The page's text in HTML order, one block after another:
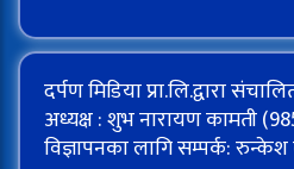
दर्पण मिडिया प्रा.लि.द्वारा
अध्यक्ष : शुभ नारायण कामती
विज्ञापनका लागि सम्पर्क: